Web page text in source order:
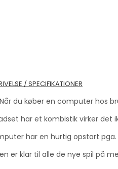
/ SPECIFIKATIONER
Når du køber en computer hos
har et kombistik virker det
har en hurtig opstart pga.
er klar til alle de nye spil på